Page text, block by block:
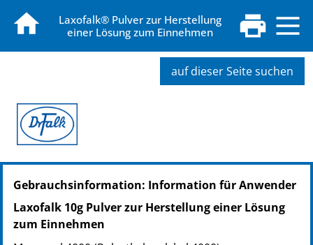
Laxofalk® Pulver zur Herstellung
einer Lösung zum Einnehmen
auf dieser Seite suchen
PZN: 01641155
PPN: 110164115518
NTIN: 04150016411553
PZN: 01641178
Gebrauchsinformation: Information für Anwender
Laxofalk 10g Pulver zur Herstellung einer Lösung
zum Einnehmen